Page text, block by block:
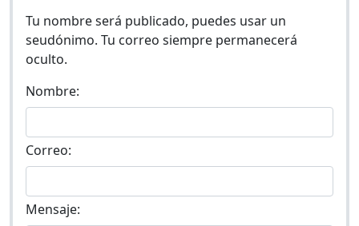
Tu nombre será publicado, puedes usar un
seudónimo. Tu correo siempre permanecerá
oculto.
Nombre:
Correo:
Mensaje: